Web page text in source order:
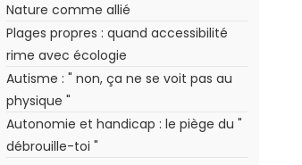
Nature comme allié
Plages propres : quand accessibilité
rime avec écologie
Autisme : " non, ça ne se voit pas au
physique "
Autonomie et handicap : le piège du "
débrouille-toi "